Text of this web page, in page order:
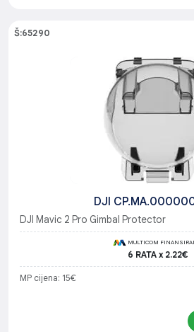
Š:65290
DJI
DJI Mavic 2 Pro Gimbal Protector
MULTICOM
6 RATA x 2.22€
MP cijena: 15€